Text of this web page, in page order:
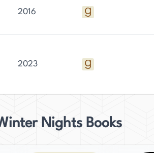
2016
2023
Nights Books